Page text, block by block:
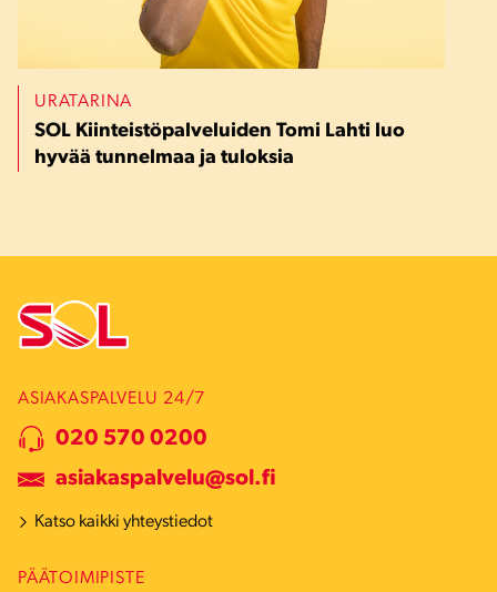
URATARINA
SOL Kiinteistöpalveluiden Tomi Lahti luo
hyvää tunnelmaa ja tuloksia
ASIAKASPALVELU 24/7
020 570 0200
asiakaspalvelu@sol.fi
Katso kaikki yhteystiedot
PÄÄTOIMIPISTE